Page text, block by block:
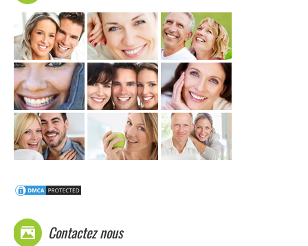
Contactez nous